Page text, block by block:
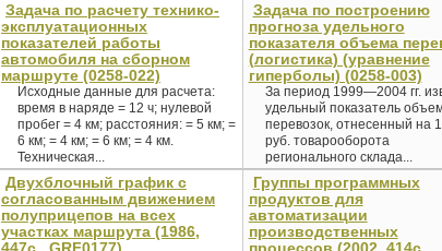
Задача по расчету технико-
эксплуатационных
показателей работы
автомобиля на сборном
маршруте (0258-022)
Исходные данные для расчета:
время в наряде = 12 ч; нулевой
пробег = 4 км; расстояния: = 5 км; =
6 км; = 4 км; = 6 км; = 4 км.
Техническая...
Задача по построению
прогноза удельного
показателя объема
(логистика) (уравнение
гиперболы) (0258-003)
За период 1999—2004 гг.
удельный показатель
перевозок, отнесенный на
руб. товарооборота
регионального склада...
Двухблочный график с
согласованным движением
полуприцепов на всех
участках маршрута (1986,
Группы программных
продуктов для
автоматизации
производственных